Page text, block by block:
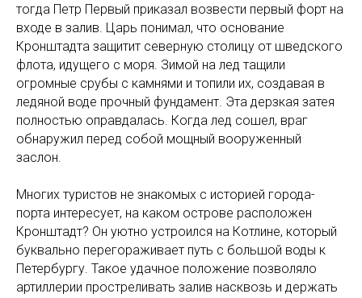
тогда Петр Первый приказал возвести первый форт на
входе в залив. Царь понимал, что основание
Кронштадта защитит северную столицу от шведского
флота, идущего с моря. Зимой на лед тащили
огромные срубы с камнями и топили их, создавая в
ледяной воде прочный фундамент. Эта дерзкая затея
полностью оправдалась. Когда лед сошел, враг
обнаружил перед собой мощный вооруженный
заслон.
Многих туристов не знакомых с историей города-
порта интересует, на каком острове расположен
Кронштадт? Он уютно устроился на Котлине, который
буквально перегораживает путь с большой воды к
Петербургу. Такое удачное положение позволяло
артиллерии простреливать залив насквозь и держать